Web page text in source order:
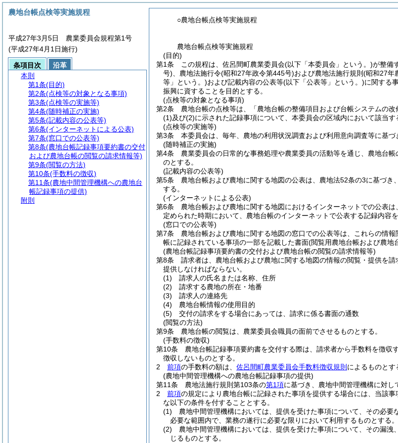
○農地台帳点検等実施規程
農地台帳点検等実施規程
(目的)
第1条
この規程は、佐呂間町農業委員会(以下「本委員会」という。)が整備
号) 、農地法施行令(昭和27年政令第445号)および農地法施行規則 (昭和27年
等」という。)および記載内容の公表等(以下「公表等」という。)に関する
振興に資することを目的とする。
(点検等の対象となる事項)
第2条
農地台帳の点検等は、「農地台帳の整備項目および台帳システムの改
(1)及び(2)に示された記録事項について、本委員会の区域内において該当す
(点検等の実施等)
第3条
本委員会は、毎年、農地の利用状況調査および利用意向調査等に基づ
(随時補正の実施)
第4条
農業委員会の日常的な事務処理や農業委員の活動等を通じ、農地台
のとする。
(記載内容の公表等)
第5条
農地台帳および農地に関する地図の公表は、農地法52条の3に基づ
する。
(インターネットによる公表)
第6条
農地台帳および農地に関する地図におけるインターネットでの公表は
定められた時期において、農地台帳のインターネットで公表する記録内容
(窓口での公表等)
第7条
農地台帳および農地に関する地図の窓口での公表等は、これらの情
帳に記録されている事項の一部を記載した書面(閲覧用農地台帳および農地
(農地台帳記録事項要約書の交付および農地台帳の閲覧の請求情報等)
第8条
請求者は、農地台帳および農地に関する地図の情報の閲覧・提供を
提供しなければならない。
(1)
請求人の氏名または名称、住所
(2)
請求する農地の所在・地番
(3)
請求人の連絡先
(4)
農地台帳情報の使用目的
(5)
交付の請求をする場合にあっては、請求に係る書面の通数
(閲覧の方法)
第9条
農地台帳の閲覧は、農業委員会職員の面前でさせるものとする。
(手数料の徴収)
第10条
農地台帳記録事項要約書を交付する際は、請求者から手数料を徴収
徴収しないものとする。
2
前項の手数料の額は、 佐呂間町農業委員会手数料徴収規則 によるものとす
(農地中間管理機構への農地台帳記録事項の提供)
第11条
農地法施行規則第103条の第1項に基づき、農地中間管理機構に対し
2
前項の規定により農地台帳に記録された事項を提供する場合には、当該
な以下の条件を付することとする。
(1)
農地中間管理機構においては、提供を受けた事項について、その必
必要な範囲内で、業務の遂行に必要な限りにおいて利用するものとする。
(2)
農地中間管理機構においては、提供を受けた事項について、その漏
じるものとする。
農地台帳点検等実施規程
平成27年3月5日 農業委員会規程第1号
(平成27年4月1日施行)
条項目次
沿革
本則
第1条(目的)
第2条(点検等の対象となる事項)
第3条(点検等の実施等)
第4条(随時補正の実施)
第5条(記載内容の公表等)
第6条(インターネットによる公表)
第7条(窓口での公表等)
第8条(農地台帳記録事項要約書の交付
および農地台帳の閲覧の請求情報等)
第9条(閲覧の方法)
第10条(手数料の徴収)
第11条(農地中間管理機構への農地台
帳記録事項の提供)
附則